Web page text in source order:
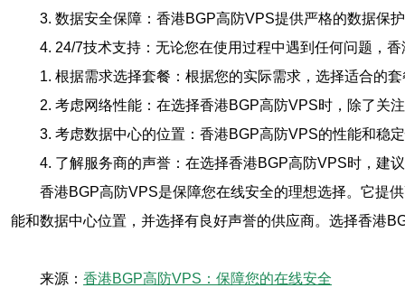
3. 数据安全保障：香港BGP高防VPS提供严格的数据保
4. 24/7技术支持：无论您在使用过程中遇到任何问题，
1. 根据需求选择套餐：根据您的实际需求，选择适合的
2. 考虑网络性能：在选择香港BGP高防VPS时，除了关
3. 考虑数据中心的位置：香港BGP高防VPS的性能和稳
4. 了解服务商的声誉：在选择香港BGP高防VPS时，建
香港BGP高防VPS是保障您在线安全的理想选择。它提
能和数据中心位置，并选择有良好声誉的供应商。选择香港
来源： 香港BGP高防VPS：保障您的在线安全